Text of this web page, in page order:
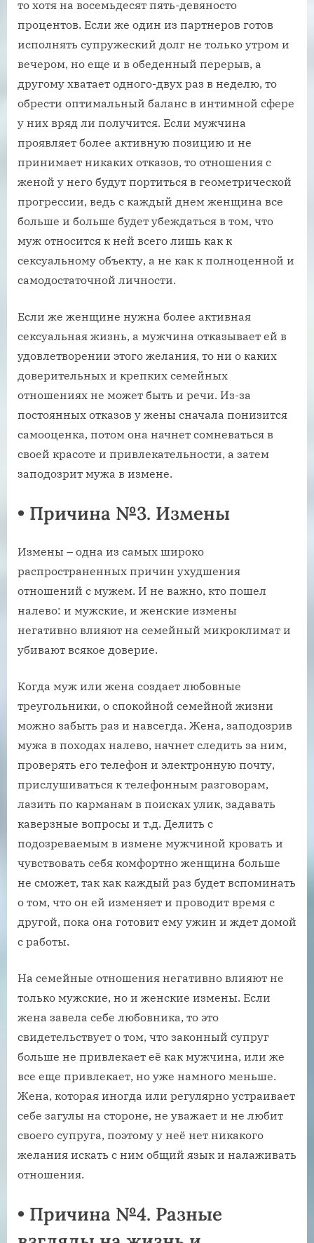
то хотя на восемьдесят пять-девяносто
процентов. Если же один из партнеров готов
исполнять супружеский долг не только утром и
вечером, но еще и в обеденный перерыв, а
другому хватает одного-двух раз в неделю, то
обрести оптимальный баланс в интимной сфере
у них вряд ли получится. Если мужчина
проявляет более активную позицию и не
принимает никаких отказов, то отношения с
женой у него будут портиться в геометрической
прогрессии, ведь с каждый днем женщина все
больше и больше будет убеждаться в том, что
муж относится к ней всего лишь как к
сексуальному объекту, а не как к полноценной и
самодостаточной личности.
Если же женщине нужна более активная
сексуальная жизнь, а мужчина отказывает ей в
удовлетворении этого желания, то ни о каких
доверительных и крепких семейных
отношениях не может быть и речи. Из-за
постоянных отказов у жены сначала понизится
самооценка, потом она начнет сомневаться в
своей красоте и привлекательности, а затем
заподозрит мужа в измене.
• Причина №3. Измены
Измены – одна из самых широко
распространенных причин ухудшения
отношений с мужем. И не важно, кто пошел
налево: и мужские, и женские измены
негативно влияют на семейный микроклимат и
убивают всякое доверие.
Когда муж или жена создает любовные
треугольники, о спокойной семейной жизни
можно забыть раз и навсегда. Жена, заподозрив
мужа в походах налево, начнет следить за ним,
проверять его телефон и электронную почту,
прислушиваться к телефонным разговорам,
лазить по карманам в поисках улик, задавать
каверзные вопросы и т.д. Делить с
подозреваемым в измене мужчиной кровать и
чувствовать себя комфортно женщина больше
не сможет, так как каждый раз будет вспоминать
о том, что он ей изменяет и проводит время с
другой, пока она готовит ему ужин и ждет домой
с работы.
На семейные отношения негативно влияют не
только мужские, но и женские измены. Если
жена завела себе любовника, то это
свидетельствует о том, что законный супруг
больше не привлекает её как мужчина, или же
все еще привлекает, но уже намного меньше.
Жена, которая иногда или регулярно устраивает
себе загулы на стороне, не уважает и не любит
своего супруга, поэтому у неё нет никакого
желания искать с ним общий язык и налаживать
отношения.
• Причина №4. Разные